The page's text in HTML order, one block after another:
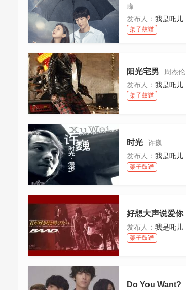
峰
发布人： 我是吒儿
架子鼓谱
阳光宅男
周杰伦
发布人： 我是吒儿
架子鼓谱
时光
许巍
发布人： 我是吒儿
架子鼓谱
好想大声说爱你
发布人： 我是吒儿
架子鼓谱
Do You Want?